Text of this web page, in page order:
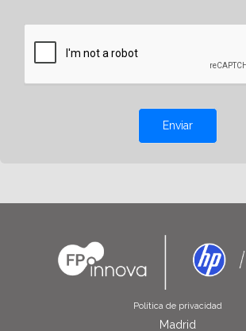
Enviar
Política de privacidad
Madrid